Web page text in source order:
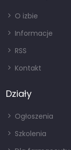
O izbie
Informacje
RSS
Kontakt
Działy
Ogłoszenia
Szkolenia